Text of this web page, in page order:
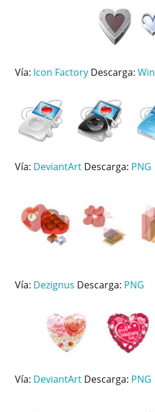
Vía: Icon Factory Descarga: Win
Vía: DeviantArt Descarga: PNG
Vía: Dezignus Descarga: PNG
Vía: DeviantArt Descarga: PNG